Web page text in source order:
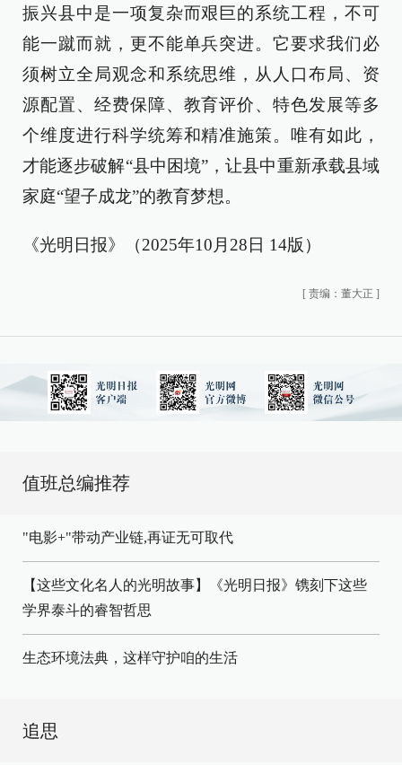
振兴县中是一项复杂而艰巨的系统工程，不可
能一蹴而就，更不能单兵突进。它要求我们必
须树立全局观念和系统思维，从人口布局、资
源配置、经费保障、教育评价、特色发展等多
个维度进行科学统筹和精准施策。唯有如此，
才能逐步破解“县中困境”，让县中重新承载县域
家庭“望子成龙”的教育梦想。
《光明日报》（2025年10月28日 14版）
[ 责编：董大正 ]
值班总编推荐
"电影+"带动产业链,再证无可取代
【这些文化名人的光明故事】《光明日报》镌刻下这些
学界泰斗的睿智哲思
生态环境法典，这样守护咱的生活
追思